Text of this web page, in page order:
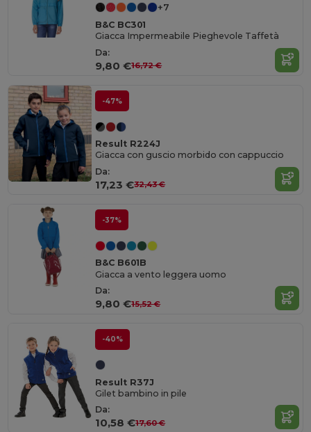
+7
B&C BC301
Giacca Impermeabile Pieghevole Taffetà
Da:
9,80 €16,72 €
-47%
Result R224J
Giacca con guscio morbido con cappuccio
Da:
17,23 €32,43 €
-37%
B&C B601B
Giacca a vento leggera uomo
Da:
9,80 €15,52 €
-40%
Result R37J
Gilet bambino in pile
Da:
10,58 €17,60 €